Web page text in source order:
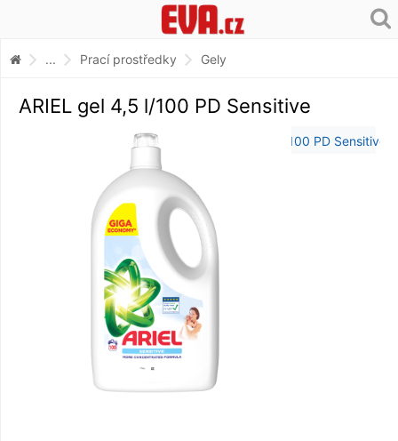
... Prací prostředky Gely
ARIEL gel 4,5 l/100 PD Sensitive